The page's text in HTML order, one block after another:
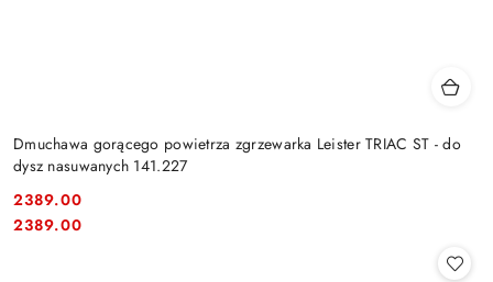
Dmuchawa gorącego powietrza zgrzewarka Leister TRIAC ST - do
dysz nasuwanych 141.227
Cena:
2389.00
Cena:
2389.00